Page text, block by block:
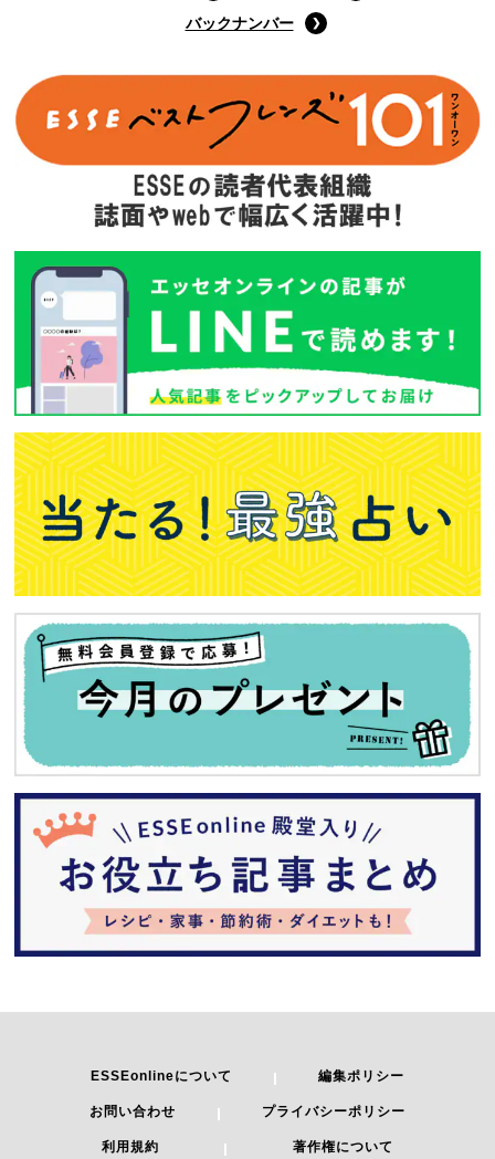
バックナンバー
ESSEonlineについて 編集ポリシー
お問い合わせ プライバシーポリシー
利用規約 著作権について